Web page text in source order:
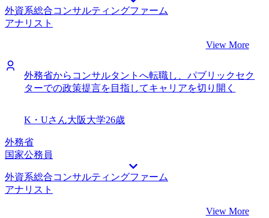
外資系総合コンサルティングファーム
アナリスト
View More
外務省からコンサルタントへ転職し、パブリックセク
ターでの政策提言を目指してキャリアを切り開く
K・Uさん大阪大学26歳
外務省
国家公務員
外資系総合コンサルティングファーム
アナリスト
View More